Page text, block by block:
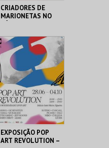
CRIADORES DE
MARIONETAS NO
TEMPORÁRIA
MUSEU DA
MARIONETA
MAIS INFO
COMPRAR
EXPOSIÇÃO POP
ART REVOLUTION –